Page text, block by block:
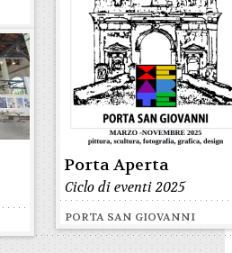
Porta Aperta
Ciclo di eventi 2025
PORTA SAN GIOVANNI